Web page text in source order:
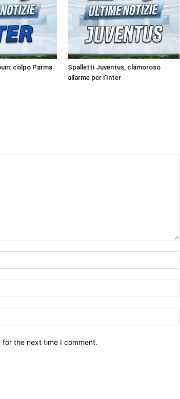
colpo Parma
Spalletti Juventus, clamoroso
allarme per l’Inter
the next time I comment.